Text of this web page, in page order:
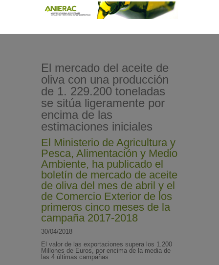
El mercado del aceite de
oliva con una producción
de 1. 229.200 toneladas
se sitúa ligeramente por
encima de las
estimaciones iniciales
El Ministerio de Agricultura y
Pesca, Alimentación y Medio
Ambiente, ha publicado el
boletín de mercado de aceite
de oliva del mes de abril y el
de Comercio Exterior de los
primeros cinco meses de la
campaña 2017-2018
30/04/2018
El valor de las exportaciones supera los 1.200
Millones de Euros, por encima de la media de
las 4 últimas campañas